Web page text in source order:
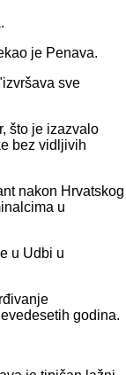
je Penava.
sve
što je izazvalo
bez vidljivih
nakon Hrvatskog
u
u Udbi u
godina.